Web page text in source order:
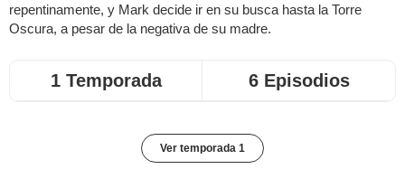
repentinamente, y Mark decide ir en su busca hasta la Torre
Oscura, a pesar de la negativa de su madre.
1 Temporada 6 Episodios
Ver temporada 1